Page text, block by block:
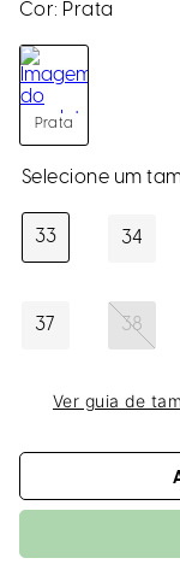
Cor: Prata
Prata
33 34
37 38
Ver guia de